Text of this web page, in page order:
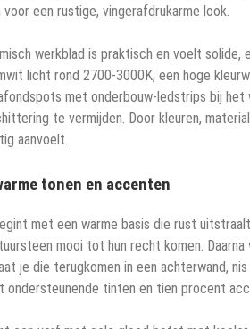
een rustige, vingerafdrukarme look.
werkblad is praktisch en voelt
licht rond 2700-3000K, een hoge
met onderbouw-ledstrips bij
te vermijden. Door kleuren,
aanvoelt.
tonen en accenten
met een warme basis die rust
mooi tot hun recht komen.
je die terugkomen in een achterwand,
ondersteunende tinten en tien procent